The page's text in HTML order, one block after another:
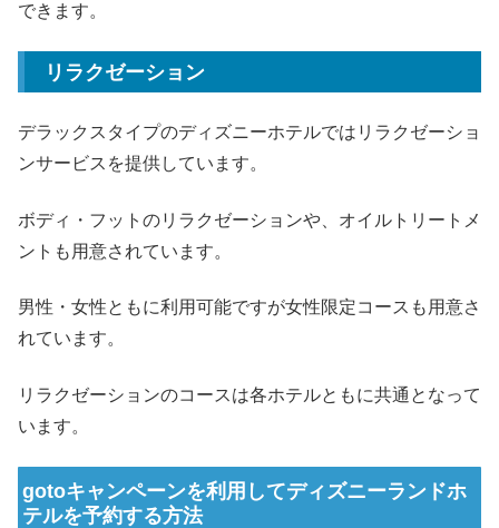
できます。
リラクゼーション
デラックスタイプのディズニーホテルではリラクゼーショ
ンサービスを提供しています。
ボディ・フットのリラクゼーションや、オイルトリートメ
ントも用意されています。
男性・女性ともに利用可能ですが女性限定コースも用意さ
れています。
リラクゼーションのコースは各ホテルともに共通となって
います。
gotoキャンペーンを利用してディズニーランドホ
テルを予約する方法